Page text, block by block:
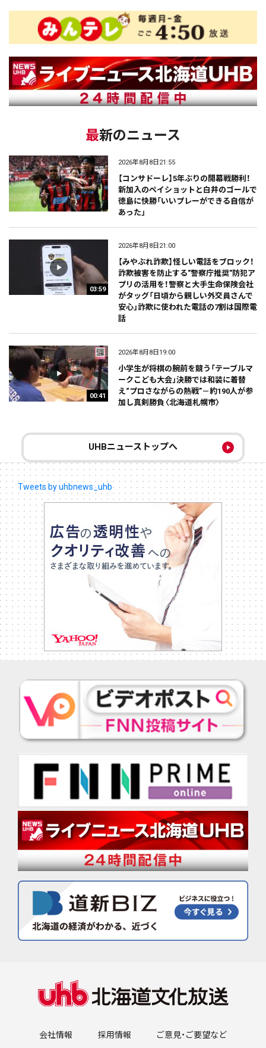
最新のニュース
2026年8月8日21:55
【コンサドーレ】5年ぶりの開幕戦勝利！
新加入のペイショットと白井のゴールで
徳島に快勝「いいプレーができる自信が
あった」
03:59
2026年8月8日21:00
【みやぶれ詐欺】怪しい電話をブロック！
詐欺被害を防止する"警察庁推奨"防犯ア
プリの活用を！警察と大手生命保険会社
がタッグ「日頃から親しい外交員さんで
安心」詐欺に使われた電話の7割は国際電
話
00:41
2026年8月8日19:00
小学生が将棋の腕前を競う「テーブルマ
ークこども大会」決勝では和装に着替
え“プロさながらの熱戦”－約190人が参
加し真剣勝負〈北海道札幌市〉
UHBニューストップへ
Tweets by uhbnews_uhb
会社情報 採用情報 ご意見・ご要望など